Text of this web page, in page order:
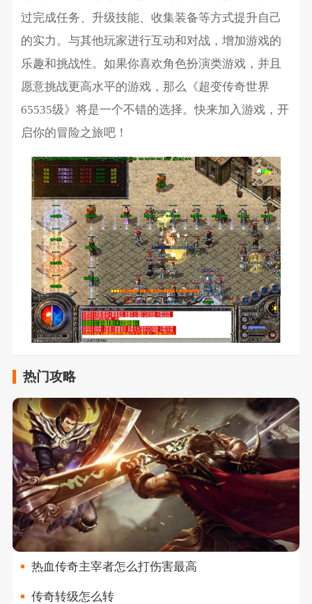
过完成任务、升级技能、收集装备等方式提升自己
的实力。与其他玩家进行互动和对战，增加游戏的
乐趣和挑战性。如果你喜欢角色扮演类游戏，并且
愿意挑战更高水平的游戏，那么《超变传奇世界
65535级》将是一个不错的选择。快来加入游戏，开
启你的冒险之旅吧！
热门攻略
热血传奇主宰者怎么打伤害最高
传奇转级怎么转